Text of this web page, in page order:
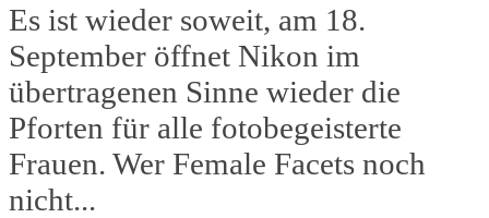
Es ist wieder soweit, am 18.
September öffnet Nikon im
übertragenen Sinne wieder die
Pforten für alle fotobegeisterte
Frauen. Wer Female Facets noch
nicht...